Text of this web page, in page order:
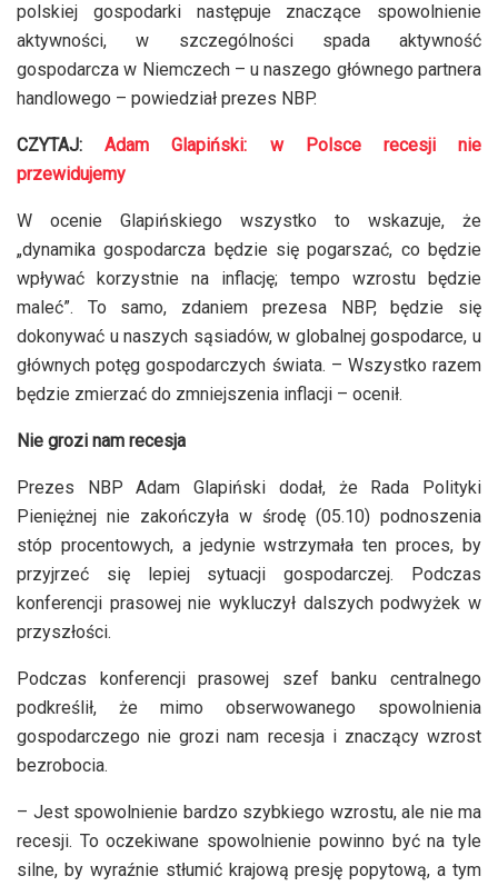
polskiej gospodarki następuje znaczące spowolnienie
aktywności, w szczególności spada aktywność
gospodarcza w Niemczech – u naszego głównego partnera
handlowego – powiedział prezes NBP.
CZYTAJ:Adam Glapiński: w Polsce recesji nie
przewidujemy
W ocenie Glapińskiego wszystko to wskazuje, że
„dynamika gospodarcza będzie się pogarszać, co będzie
wpływać korzystnie na inflację; tempo wzrostu będzie
maleć”. To samo, zdaniem prezesa NBP, będzie się
dokonywać u naszych sąsiadów, w globalnej gospodarce, u
głównych potęg gospodarczych świata. – Wszystko razem
będzie zmierzać do zmniejszenia inflacji – ocenił.
Nie grozi nam recesja
Prezes NBP Adam Glapiński dodał, że Rada Polityki
Pieniężnej nie zakończyła w środę (05.10) podnoszenia
stóp procentowych, a jedynie wstrzymała ten proces, by
przyjrzeć się lepiej sytuacji gospodarczej. Podczas
konferencji prasowej nie wykluczył dalszych podwyżek w
przyszłości.
Podczas konferencji prasowej szef banku centralnego
podkreślił, że mimo obserwowanego spowolnienia
gospodarczego nie grozi nam recesja i znaczący wzrost
bezrobocia.
– Jest spowolnienie bardzo szybkiego wzrostu, ale nie ma
recesji. To oczekiwane spowolnienie powinno być na tyle
silne, by wyraźnie stłumić krajową presję popytową, a tym